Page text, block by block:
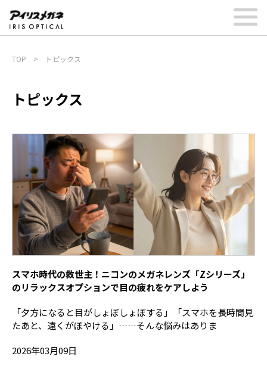
TOP > トピックス
トピックス
スマホ時代の救世主！ニコンのメガネレンズ「Zシリーズ」
のリラックスオプションで目の疲れをケアしよう
「夕方になると目がしょぼしょぼする」「スマホを長時間見
たあと、遠くがぼやける」……そんな悩みはありま
2026年03月09日